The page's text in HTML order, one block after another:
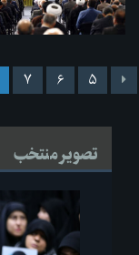
۵ ۶ ۷
تصویر منتخب